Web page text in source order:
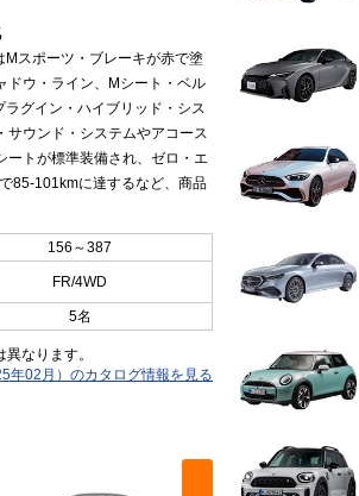
スポーツ・ブレーキが赤で塗
ドウ・ライン、Mシート・ベル
グイン・ハイブリッド・シス
サウンド・システムやアコース
ートが標準装備され、ゼロ・エ
85-101kmに達するなど、商品
156～387
FR/4WD
5名
なります。
年02月）のカタログ情報を見る